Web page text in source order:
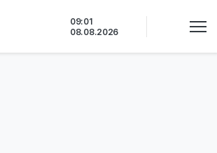
09:01
08.08.2026